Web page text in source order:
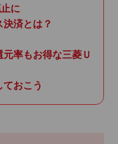
に
済とは？
率もお得な三菱Ｕ
おこう